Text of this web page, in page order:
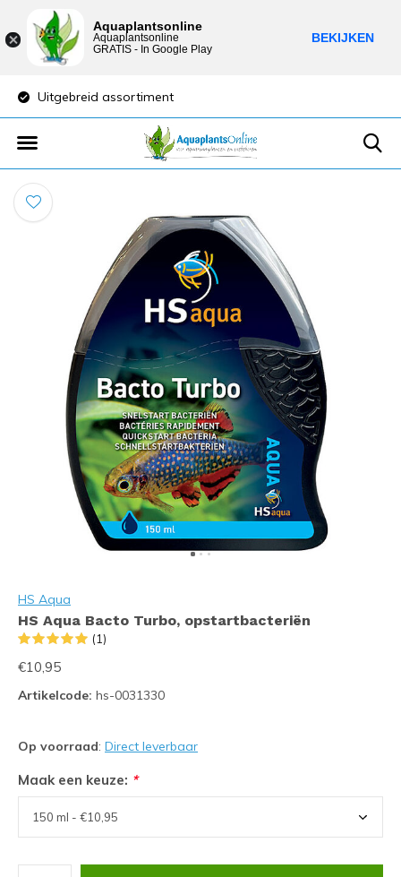
Uitgebreid assortiment
HS Aqua
HS Aqua Bacto Turbo, opstartbacteriën
(1)
€10,95
Artikelcode: hs-0031330
Op voorraad: Direct leverbaar
Maak een keuze: *
Aquaplantsonline
Aquaplantsonline
GRATIS - In Google Play
BEKIJKEN